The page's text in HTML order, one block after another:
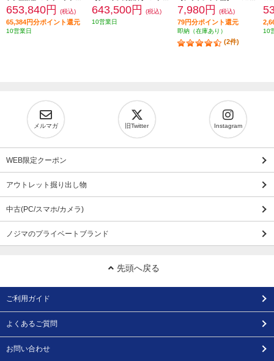
653,840円 (税込)
65,384円分ポイント還元
10営業日
643,500円
(税込)
10営業日
7,980円 (税込)
79円分ポイント還元
即納（在庫あり）
(2件)
10
メルマガ 旧Twitter Instagram
WEB限定クーポン
アウトレット掘り出し物
中古(PC/スマホ/カメラ)
ノジマのプライベートブランド
先頭へ戻る
ご利用ガイド
よくあるご質問
お問い合わせ